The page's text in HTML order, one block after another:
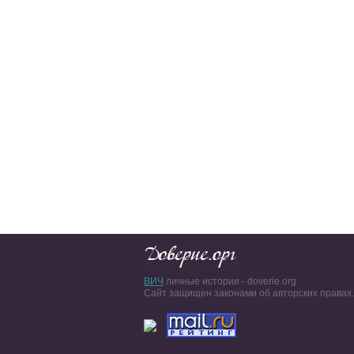
ВИЧ личные истории - doverie.org
Сайт защищен законами об авторских